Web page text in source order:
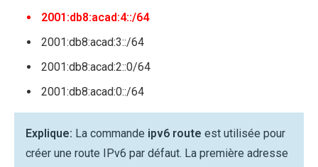
2001:db8:acad:4::/64
2001:db8:acad:3::/64
2001:db8:acad:2::0/64
2001:db8:acad:0::/64
Explique: La commande ipv6 route est utilisée pour
créer une route IPv6 par défaut. La première adresse